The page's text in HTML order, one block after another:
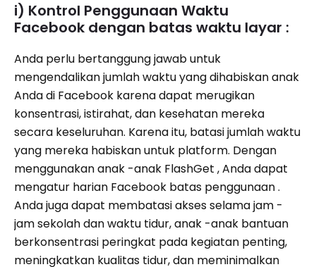
i) Kontrol Penggunaan Waktu
Facebook dengan batas waktu layar :
Anda perlu bertanggung jawab untuk
mengendalikan jumlah waktu yang dihabiskan anak
Anda di Facebook karena dapat merugikan
konsentrasi, istirahat, dan kesehatan mereka
secara keseluruhan. Karena itu, batasi jumlah waktu
yang mereka habiskan untuk platform. Dengan
menggunakan anak -anak FlashGet , Anda dapat
mengatur harian Facebook batas penggunaan .
Anda juga dapat membatasi akses selama jam -
jam sekolah dan waktu tidur, anak -anak bantuan
berkonsentrasi peringkat pada kegiatan penting,
meningkatkan kualitas tidur, dan meminimalkan